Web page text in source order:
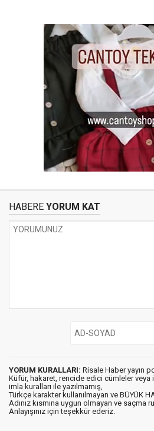
HABERE YORUM KAT
YORUM KURALLARI: Risale Haber yayın
Küfür, hakaret, rencide edici cümleler veya
imla kuralları ile yazılmamış,
Türkçe karakter kullanılmayan ve BÜYÜK
Adınız kısmına uygun olmayan ve saçma
Anlayışınız için teşekkür ederiz.